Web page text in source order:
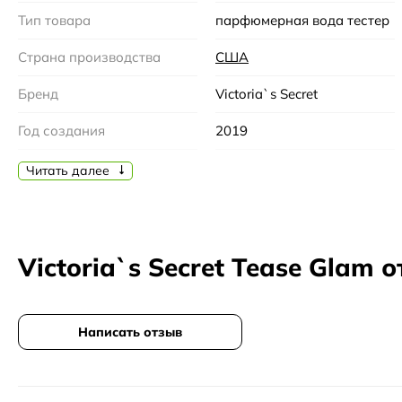
Тип товара парфюмерная вода тестер
Страна производства США
Бренд Victoria`s Secret
Год создания 2019
Пол
Читать далее
Victoria`s Secret Tease Glam
Написать отзыв